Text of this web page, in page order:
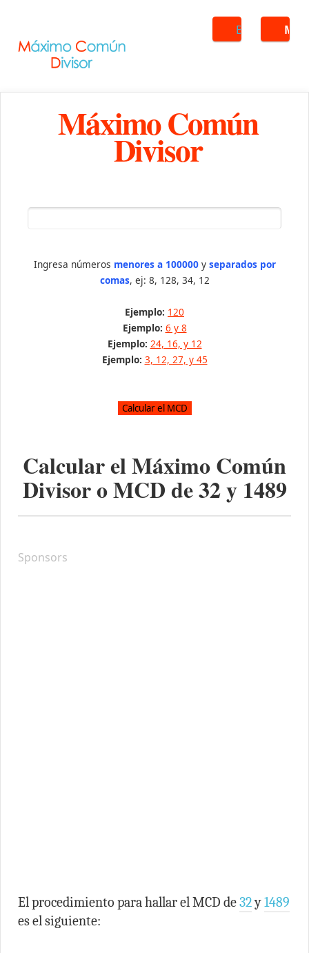
Buscar
Máximo Común
Divisor
Ingresa números menores a 100000y separados por
comas, ej: 8, 128, 34, 12
Ejemplo: 120
Ejemplo: 6 y 8
Ejemplo: 24, 16, y 12
Ejemplo: 3, 12, 27, y 45
Calcular el Máximo Común
Divisor o MCD de32y 1489
Sponsors
El procedimiento para hallar el MCD de32y1489
es el siguiente: